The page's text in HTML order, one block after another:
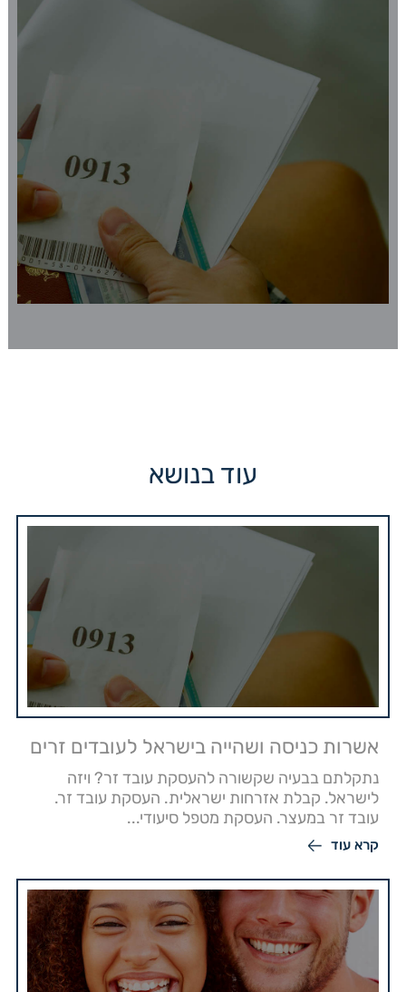
עוד בנושא
אשרות כניסה ושהייה בישראל לעובדים זרים
נתקלתם בבעיה שקשורה להעסקת עובד זר? ויזה
לישראל. קבלת אזרחות ישראלית. העסקת עובד זר.
עובד זר במעצר. העסקת מטפל סיעודי...
קרא עוד